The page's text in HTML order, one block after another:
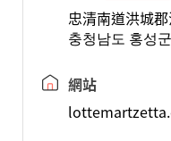
忠清南道洪城
충청남도 홍성
網站